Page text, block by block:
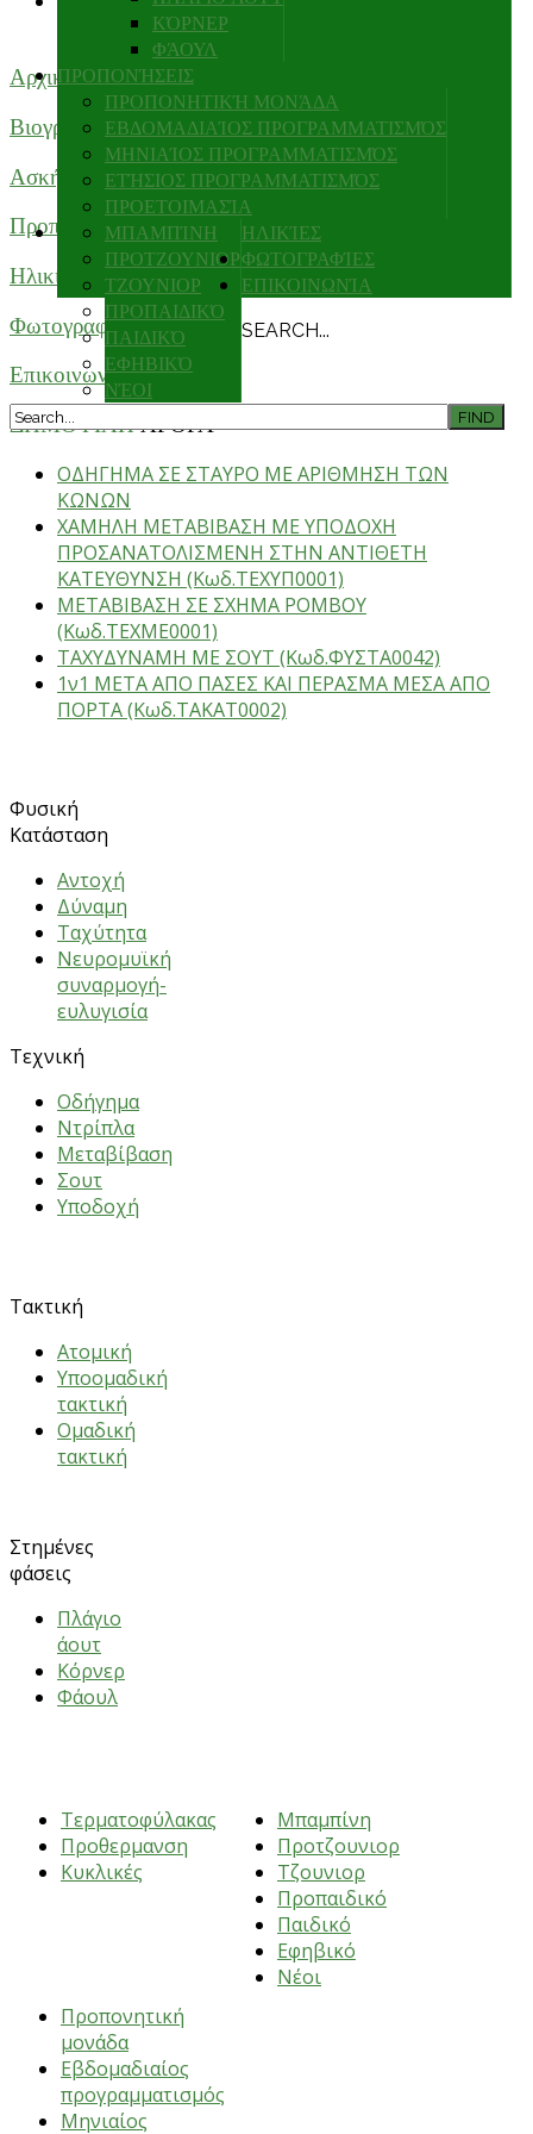
ΚΌΡΝΕΡ
ΦΆΟΥΛ
ΠΡΟΠΟΝΉΣΕΙΣ
ΠΡΟΠΟΝΗΤΙΚΉ ΜΟΝΆΔΑ
ΕΒΔΟΜΑΔΙΑΊΟΣ ΠΡΟΓΡΑΜΜΑΤΙΣΜΌΣ
ΜΗΝΙΑΊΟΣ ΠΡΟΓΡΑΜΜΑΤΙΣΜΌΣ
ΕΤΉΣΙΟΣ ΠΡΟΓΡΑΜΜΑΤΙΣΜΌΣ
ΠΡΟΕΤΟΙΜΑΣΊΑ
ΗΛΙΚΊΕΣ
ΜΠΑΜΠΊΝΗ
ΠΡΟΤΖΟΥΝΙΟΡ
ΤΖΟΥΝΙΟΡ
ΠΡΟΠΑΙΔΙΚΌ
ΠΑΙΔΙΚΌ
ΕΦΗΒΙΚΌ
ΝΈΟΙ
ΦΩΤΟΓΡΑΦΊΕΣ
ΕΠΙΚΟΙΝΩΝΊΑ
SEARCH...
(Κωδ.ΤΕΧΜΕ0101)
Αρχική
Βιογραφικο
Ασκήσεις
Προπονήσεις
Ηλικίες
Φωτογραφίες
Επικοινωνία
ΔΗΜΟΦΙΛΗΑΡΘΡΑ
ΟΔΗΓΗΜΑ ΣΕ ΣΤΑΥΡΟ ΜΕ ΑΡΙΘΜΗΣΗ ΤΩΝ
ΚΩΝΩΝ
ΧΑΜΗΛΗ ΜΕΤΑΒΙΒΑΣΗ ΜΕ ΥΠΟΔΟΧΗ
ΠΡΟΣΑΝΑΤΟΛΙΣΜΕΝΗ ΣΤΗΝ ΑΝΤΙΘΕΤΗ
ΚΑΤΕΥΘΥΝΣΗ (Κωδ.ΤΕΧΥΠ0001)
ΜΕΤΑΒΙΒΑΣΗ ΣΕ ΣΧΗΜΑ ΡΟΜΒΟΥ
(Κωδ.ΤΕΧΜΕ0001)
ΤΑΧΥΔΥΝΑΜΗ ΜΕ ΣΟΥΤ (Κωδ.ΦΥΣΤΑ0042)
1ν1 ΜΕΤΑ ΑΠΟ ΠΑΣΕΣ ΚΑΙ ΠΕΡΑΣΜΑ ΜΕΣΑ ΑΠΟ
ΠΟΡΤΑ (Κωδ.ΤΑΚΑΤ0002)
Φυσική
Κατάσταση
Αντοχή
Δύναμη
Ταχύτητα
Νευρομυϊκή
συναρμογή-
ευλυγισία
Τεχνική
Oδήγημα
Nτρίπλα
Mεταβίβαση
Σουτ
Υποδοχή
Τακτική
Ατομική
Υποομαδική
τακτική
Ομαδική
τακτική
Στημένες
φάσεις
Πλάγιο
άουτ
Κόρνερ
Φάουλ
Τερματοφύλακας
Προθερμανση
Κυκλικές
Προπονητική
μονάδα
Εβδομαδιαίος
προγραμματισμός
Μηνιαίος
Μπαμπίνη
Προτζουνιορ
Τζουνιορ
Προπαιδικό
Παιδικό
Εφηβικό
Νέοι